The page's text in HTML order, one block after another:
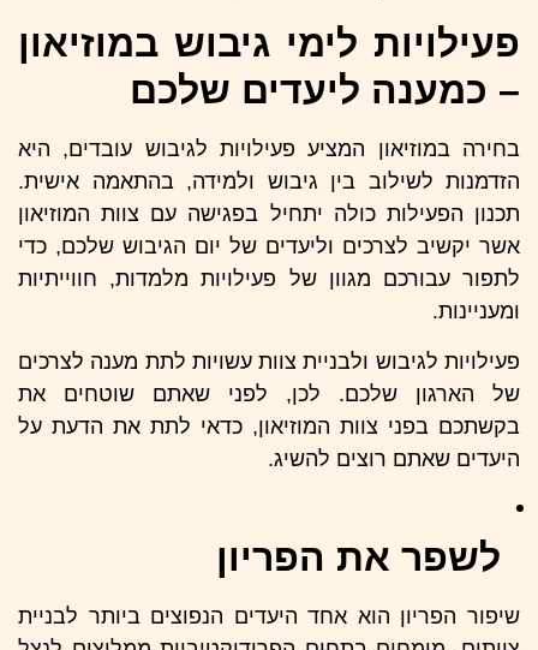
פעילויות לימי גיבוש במוזיאון
– כמענה ליעדים שלכם
בחירה במוזיאון המציע פעילויות לגיבוש עובדים, היא
הזדמנות לשילוב בין גיבוש ולמידה, בהתאמה אישית.
תכנון הפעילות כולה יתחיל בפגישה עם צוות המוזיאון
אשר יקשיב לצרכים וליעדים של יום הגיבוש שלכם, כדי
לתפור עבורכם מגוון של פעילויות מלמדות, חווייתיות
ומעניינות.
פעילויות לגיבוש ולבניית צוות עשויות לתת מענה לצרכים
של הארגון שלכם. לכן, לפני שאתם שוטחים את
בקשתכם בפני צוות המוזיאון, כדאי לתת את הדעת על
היעדים שאתם רוצים להשיג.
לשפר את הפריון
שיפור הפריון הוא אחד היעדים הנפוצים ביותר לבניית